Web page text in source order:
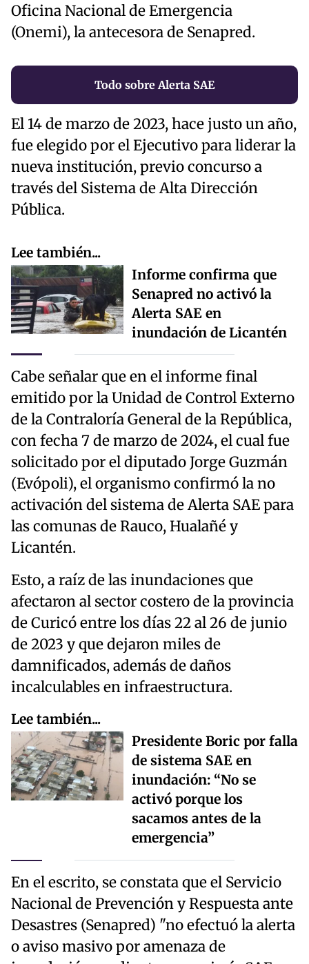
Oficina Nacional de Emergencia
(Onemi), la antecesora de Senapred.
Todo sobre Alerta SAE
El 14 de marzo de 2023, hace justo un año,
fue elegido por el Ejecutivo para liderar la
nueva institución, previo concurso a
través del Sistema de Alta Dirección
Pública.
Lee también...
Informe confirma que
Senapred no activó la
Alerta SAE en
inundación de Licantén
Cabe señalar que en el informe final
emitido por la Unidad de Control Externo
de la Contraloría General de la República,
con fecha 7 de marzo de 2024, el cual fue
solicitado por el diputado Jorge Guzmán
(Evópoli), el organismo confirmó la no
activación del sistema de Alerta SAE para
las comunas de Rauco, Hualañé y
Licantén.
Esto, a raíz de las inundaciones que
afectaron al sector costero de la provincia
de Curicó entre los días 22 al 26 de junio
de 2023 y que dejaron miles de
damnificados, además de daños
incalculables en infraestructura.
Lee también...
Presidente Boric por falla
de sistema SAE en
inundación: “No se
activó porque los
sacamos antes de la
emergencia”
En el escrito, se constata que el Servicio
Nacional de Prevención y Respuesta ante
Desastres (Senapred) "no efectuó la alerta
o aviso masivo por amenaza de